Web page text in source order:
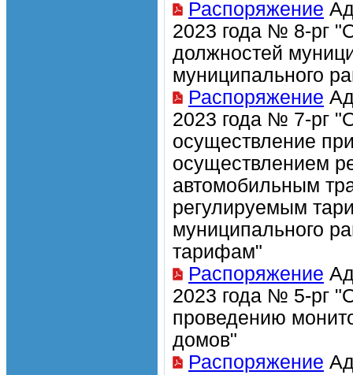
Распоряжение
2023 года № 8-рг
должностей
муниципального
Распоряжение
2023 года № 7-рг
осуществление
осуществлением
автомобильным
регулируемым
муниципального
тарифам"
Распоряжение
2023 года № 5-рг
проведению
домов"
Распоряжение